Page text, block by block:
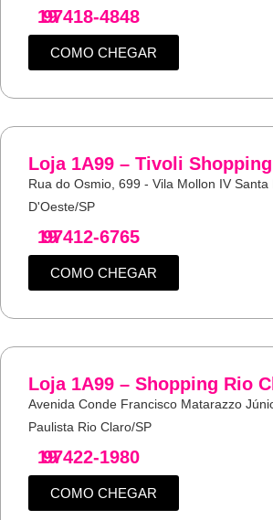
19
97418-4848
COMO CHEGAR
Loja 1A99 – Tivoli Shopping
Rua do Osmio, 699 - Vila Mollon IV Santa
D'Oeste/SP
19
97412-6765
COMO CHEGAR
Loja 1A99 – Shopping Rio
Avenida Conde Francisco Matarazzo
Paulista Rio Claro/SP
19
97422-1980
COMO CHEGAR